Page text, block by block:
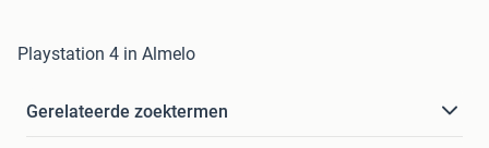
Playstation 4 in Almelo
Gerelateerde zoektermen